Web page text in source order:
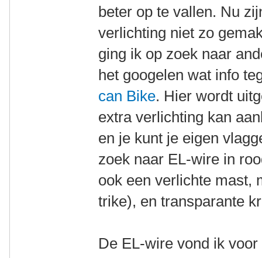
beter op te vallen. Nu
verlichting niet zo
ging ik op zoek naar
het googelen wat info
can Bike. Hier wordt
extra verlichting kan
en je kunt je eigen
zoek naar EL-wire in
ook een verlichte mast,
trike), en transparante
De EL-wire vond ik